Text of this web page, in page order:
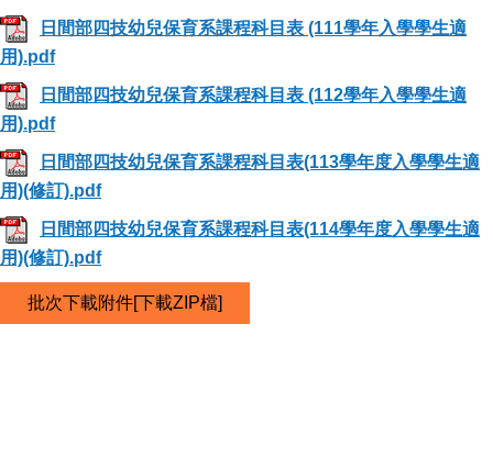
日間部四技幼兒保育系課程科目表 (111學年入學學生適
用).pdf
日間部四技幼兒保育系課程科目表 (112學年入學學生適
用).pdf
日間部四技幼兒保育系課程科目表(113學年度入學學生適
用)(修訂).pdf
日間部四技幼兒保育系課程科目表(114學年度入學學生適
用)(修訂).pdf
批次下載附件[下載ZIP檔]